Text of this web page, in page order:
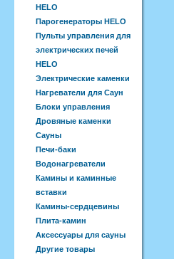
HELO
Парогенераторы HELO
Пульты управления для
электрических печей
HELO
Электрические каменки
Нагреватели для Саун
Блоки управления
Дровяные каменки
Сауны
Печи-баки
Водонагреватели
Камины и каминные
вставки
Камины-сердцевины
Плита-камин
Аксессуары для сауны
Другие товары